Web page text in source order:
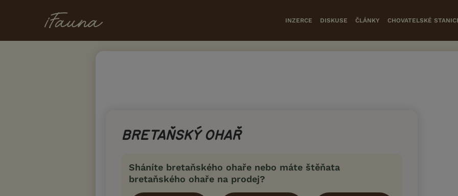
INZERCE DISKUSE ČLÁNKY CHOVATELSKÉ
BRETAŇSKÝ OHAŘ
Sháníte bretaňského ohaře nebo máte štěňata
bretaňského ohaře na prodej?